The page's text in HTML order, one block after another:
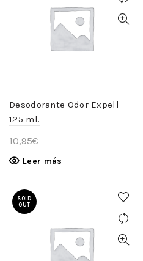
Desodorante Odor Expell
125 ml.
10,95€
Leer más
SOLD
OUT